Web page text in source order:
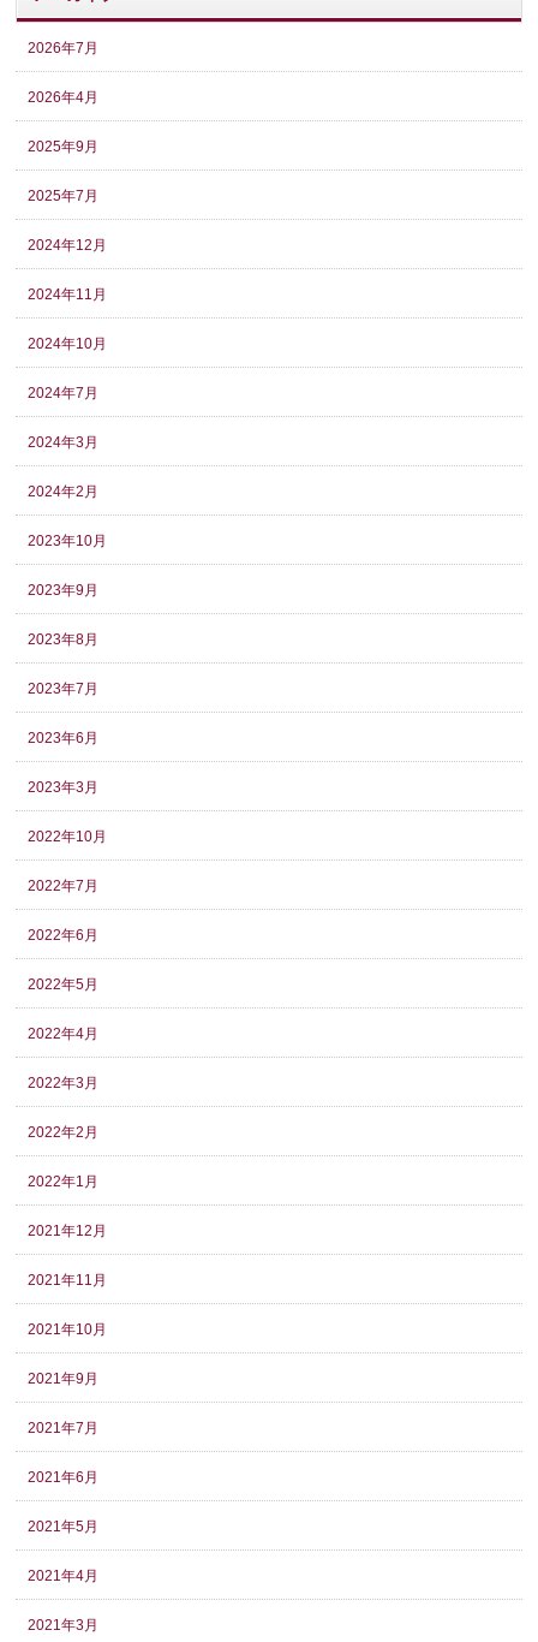
2026年7月
2026年4月
2025年9月
2025年7月
2024年12月
2024年11月
2024年10月
2024年7月
2024年3月
2024年2月
2023年10月
2023年9月
2023年8月
2023年7月
2023年6月
2023年3月
2022年10月
2022年7月
2022年6月
2022年5月
2022年4月
2022年3月
2022年2月
2022年1月
2021年12月
2021年11月
2021年10月
2021年9月
2021年7月
2021年6月
2021年5月
2021年4月
2021年3月